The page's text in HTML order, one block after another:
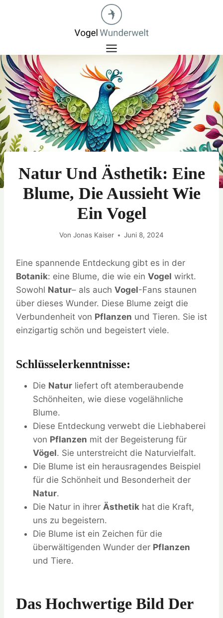
Natur Und Ästhetik: Eine
Blume, Die Aussieht Wie
Ein Vogel
Von Jonas Kaiser Juni 8, 2024
Eine spannende Entdeckung gibt es in der
Botanik: eine Blume, die wie ein Vogel wirkt.
Sowohl Natur– als auch Vogel-Fans staunen
über dieses Wunder. Diese Blume zeigt die
Verbundenheit von Pflanzen und Tieren. Sie ist
einzigartig schön und begeistert viele.
Schlüsselerkenntnisse:
Die Natur liefert oft atemberaubende
Schönheiten, wie diese vogelähnliche
Blume.
Diese Entdeckung verwebt die Liebhaberei
von Pflanzen mit der Begeisterung für
Vögel. Sie unterstreicht die Naturvielfalt.
Die Blume ist ein herausragendes Beispiel
für die Schönheit und Besonderheit der
Natur.
Die Natur in ihrer Ästhetik hat die Kraft,
uns zu begeistern.
Die Blume ist ein Zeichen für die
überwältigenden Wunder der Pflanzen
und Tiere.
Das Hochwertige Bild Der